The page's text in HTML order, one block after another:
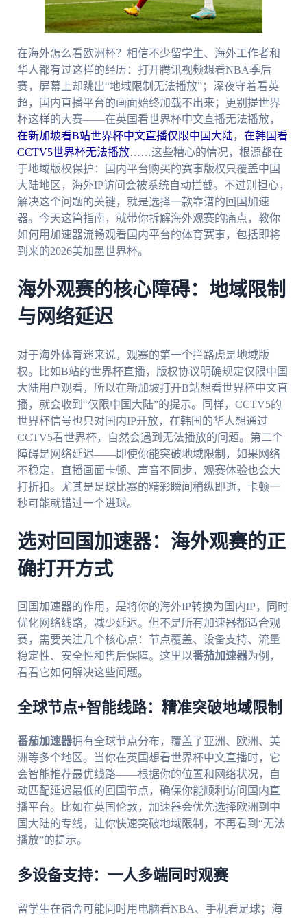
在海外怎么看欧洲杯？相信不少留学生、海外工作者和
华人都有过这样的经历：打开腾讯视频想看NBA季后
赛，屏幕上却跳出“地域限制无法播放”；深夜守着看英
超，国内直播平台的画面始终加载不出来；更别提世界
杯这样的大赛——在英国看世界杯中文直播无法播放，
在新加坡看B站世界杯中文直播仅限中国大陆， 在韩国看
CCTV5世界杯无法播放……这些糟心的情况，根源都在
于地域版权保护：国内平台购买的赛事版权只覆盖中国
大陆地区，海外IP访问会被系统自动拦截。不过别担心，
解决这个问题的关键，就是选择一款靠谱的回国加速
器。今天这篇指南，就带你拆解海外观赛的痛点，教你
如何用加速器流畅观看国内平台的体育赛事，包括即将
到来的2026美加墨世界杯。
海外观赛的核心障碍：地域限制
与网络延迟
对于海外体育迷来说，观赛的第一个拦路虎是地域版
权。比如B站的世界杯直播，版权协议明确规定仅限中国
大陆用户观看，所以在新加坡打开B站想看世界杯中文直
播，就会收到“仅限中国大陆”的提示。同样，CCTV5的
世界杯信号也只对国内IP开放，在韩国的华人想通过
CCTV5看世界杯，自然会遇到无法播放的问题。第二个
障碍是网络延迟——即使你能突破地域限制，如果网络
不稳定，直播画面卡顿、声音不同步，观赛体验也会大
打折扣。尤其是足球比赛的精彩瞬间稍纵即逝，卡顿一
秒可能就错过一个进球。
选对回国加速器：海外观赛的正
确打开方式
回国加速器的作用，是将你的海外IP转换为国内IP，同时
优化网络线路，减少延迟。但不是所有加速器都适合观
赛，需要关注几个核心点：节点覆盖、设备支持、流量
稳定性、安全性和售后保障。这里以番茄加速器为例，
看看它如何解决这些问题。
全球节点+智能线路：精准突破地域限制
番茄加速器拥有全球节点分布，覆盖了亚洲、欧洲、美
洲等多个地区。当你在英国想看世界杯中文直播时，它
会智能推荐最优线路——根据你的位置和网络状况，自
动匹配延迟最低的回国节点，确保你能顺利访问国内直
播平台。比如在英国伦敦，加速器会优先选择欧洲到中
国大陆的专线，让你快速突破地域限制，不再看到“无法
播放”的提示。
多设备支持：一人多端同时观赛
留学生在宿舍可能同时用电脑看NBA、手机看足球；海